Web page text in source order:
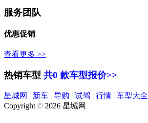
服务团队
优惠促销
查看更多 >>
热销车型 共0 款车型报价>>
星城网 | 新车 | 导购 | 试驾 | 行情 | 车型大全
Copyright © 2026 星城网